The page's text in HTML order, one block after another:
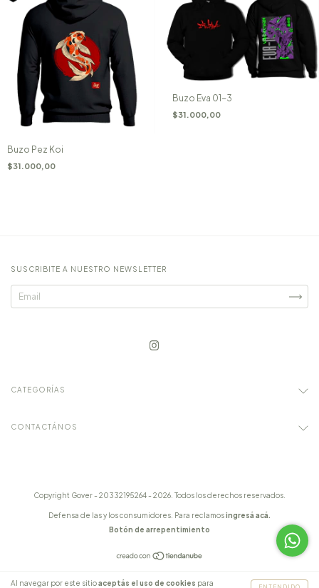
Al navegar por este sitioaceptás el uso de cookies para
Buzo Pez Koi
$31.000,00
Buzo Eva 01-3
$31.000,00
SUSCRIBITE A NUESTRO NEWSLETTER
CATEGORÍAS
CONTACTÁNOS
Copyright Gover - 20332195264 - 2026. Todos los derechos reservados.
Defensa de las y los consumidores. Para reclamosingresá acá.
Botón de arrepentimiento